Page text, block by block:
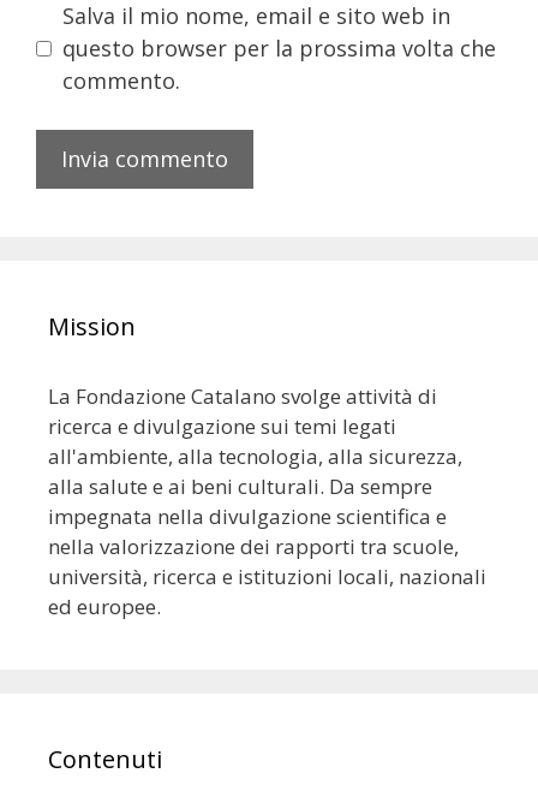
Salva il mio nome, email e sito web in
questo browser per la prossima volta che
commento.
Mission
La Fondazione Catalano svolge attività di
ricerca e divulgazione sui temi legati
all'ambiente, alla tecnologia, alla sicurezza,
alla salute e ai beni culturali. Da sempre
impegnata nella divulgazione scientifica e
nella valorizzazione dei rapporti tra scuole,
università, ricerca e istituzioni locali, nazionali
ed europee.
Contenuti